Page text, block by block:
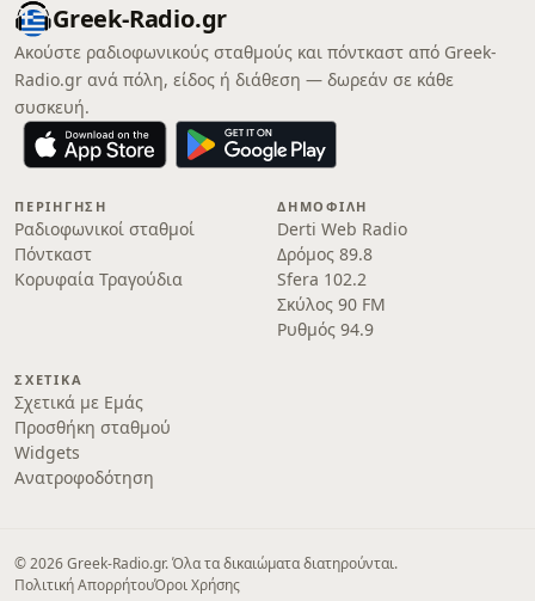
Greek-Radio.gr
Ακούστε ραδιοφωνικούς σταθμούς και πόντκαστ από Greek-
Radio.gr ανά πόλη, είδος ή διάθεση — δωρεάν σε κάθε
συσκευή.
ΠΕΡΙΉΓΗΣΗ
Ραδιοφωνικοί σταθμοί
Πόντκαστ
Κορυφαία Τραγούδια
ΔΗΜΟΦΙΛΉ
Derti Web Radio
Δρόμος 89.8
Sfera 102.2
Σκύλος 90 FM
Ρυθμός 94.9
ΣΧΕΤΙΚΆ
Σχετικά με Εμάς
Προσθήκη σταθμού
Widgets
Ανατροφοδότηση
© 2026 Greek-Radio.gr. Όλα τα δικαιώματα διατηρούνται.
Πολιτική ΑπορρήτουΌροι Χρήσης